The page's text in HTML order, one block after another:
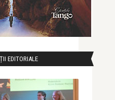
EDITORIALE